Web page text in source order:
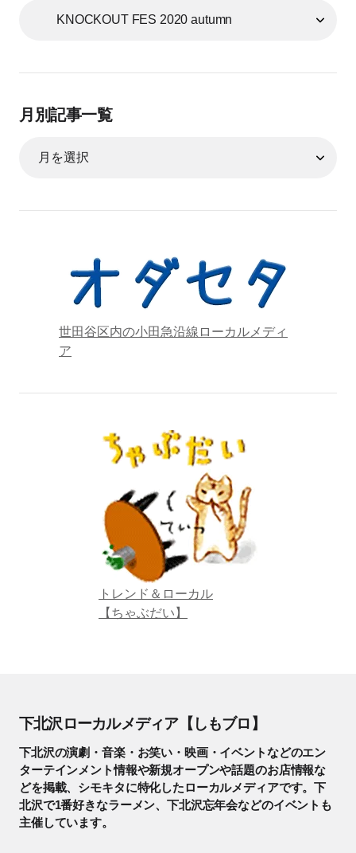
月別記事一覧
世田谷区内の小田急沿線ローカルメディ
ア
トレンド＆ローカル
【ちゃぶだい】
下北沢ローカルメディア【しもブロ】
下北沢の演劇・音楽・お笑い・映画・イベントなどのエン
ターテインメント情報や新規オープンや話題のお店情報な
どを掲載、シモキタに特化したローカルメディアです。下
北沢で1番好きなラーメン、下北沢忘年会などのイベントも
主催しています。